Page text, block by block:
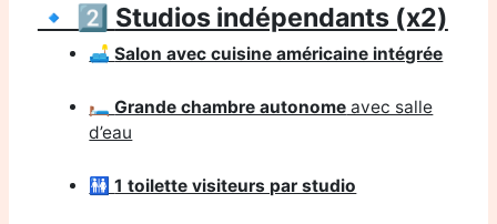
🔹 2️⃣ Studios indépendants (x2)
🛋️Salon avec cuisine américaine intégrée
🛏️Grande chambre autonome avec salle
d’eau
🚻1 toilette visiteurs par studio